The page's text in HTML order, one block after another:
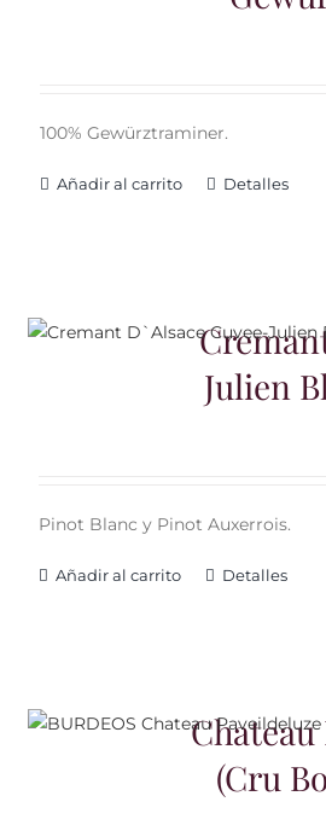
100% Gewürztraminer.
Añadir al carrito Detalles
Julien
Pinot Blanc y Pinot Auxerrois.
Añadir al carrito Detalles
(Cru